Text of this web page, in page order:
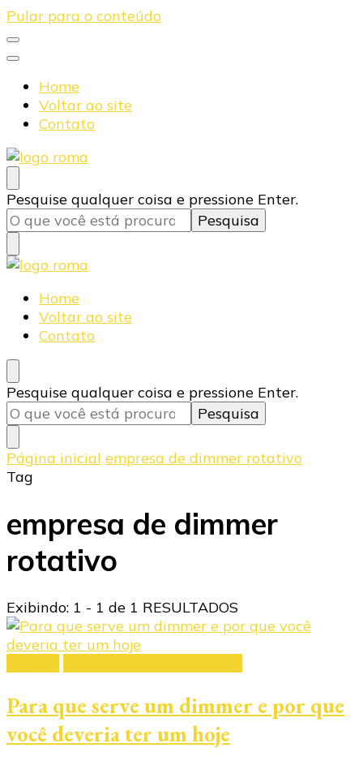
Pular para o conteúdo
Home
Voltar ao site
Contato
Blog Roma Eletrônica
Líder em Desenvolvimento de Produtos Eletrônicos
Procurando
algo?
Pesquise qualquer coisa e pressione Enter.
Blog Roma Eletrônica
Líder em Desenvolvimento de Produtos Eletrônicos
Home
Voltar ao site
Contato
Procurando
algo?
Pesquise qualquer coisa e pressione Enter.
Página inicial empresa de dimmer rotativo
Tag
empresa de dimmer
rotativo
Exibindo: 1 - 1 de 1 RESULTADOS
Para que serve um dimmer e por que
você deveria ter um hoje